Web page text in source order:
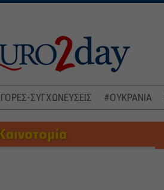
ΣΥΓΧΩΝΕΥΣΕΙΣ #ΟΥΚΡΑΝΙΑ